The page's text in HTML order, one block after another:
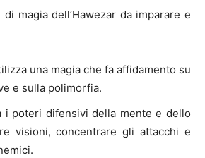
magia dell’Hawezar da imparare e
una magia che fa affidamento su
e sulla polimorfia.
i poteri difensivi della mente e dello
visioni, concentrare gli attacchi e